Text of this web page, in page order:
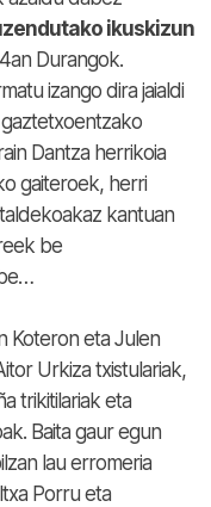
ikuskizun
Durangok.
izango dira jaialdi
Dantza herrikoia
gaiteroek, herri
kantuan
be
Koteron eta Julen
Urkiza txistulariak,
trikitilariak eta
Baita gaur egun
lau erromeria
Porru eta